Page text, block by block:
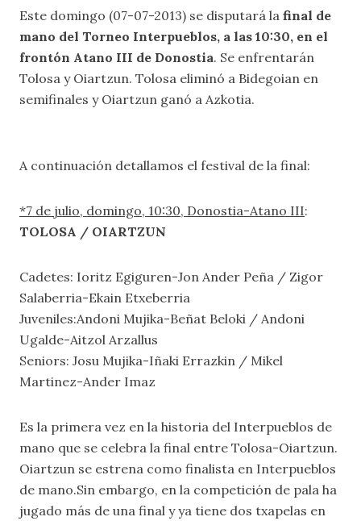
Este domingo (07-07-2013) se disputará la final de
mano del Torneo Interpueblos, a las 10:30, en el
frontón Atano III de Donostia. Se enfrentarán
Tolosa y Oiartzun. Tolosa eliminó a Bidegoian en
semifinales y Oiartzun ganó a Azkotia.
A continuación detallamos el festival de la final:
*7 de julio, domingo, 10:30, Donostia-Atano III:
TOLOSA / OIARTZUN
Cadetes: Ioritz Egiguren-Jon Ander Peña / Zigor
Salaberria-Ekain Etxeberria
Juveniles:Andoni Mujika-Beñat Beloki / Andoni
Ugalde-Aitzol Arzallus
Seniors: Josu Mujika-Iñaki Errazkin / Mikel
Martinez-Ander Imaz
Es la primera vez en la historia del Interpueblos de
mano que se celebra la final entre Tolosa-Oiartzun.
Oiartzun se estrena como finalista en Interpueblos
de mano.Sin embargo, en la competición de pala ha
jugado más de una final y ya tiene dos txapelas en